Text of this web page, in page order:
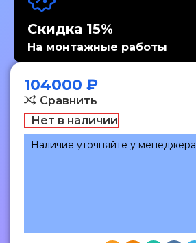
Скидка 15%
На монтажные работы
104000 ₽
Сравнить
Нет в наличии
Наличие уточняйте у менеджера